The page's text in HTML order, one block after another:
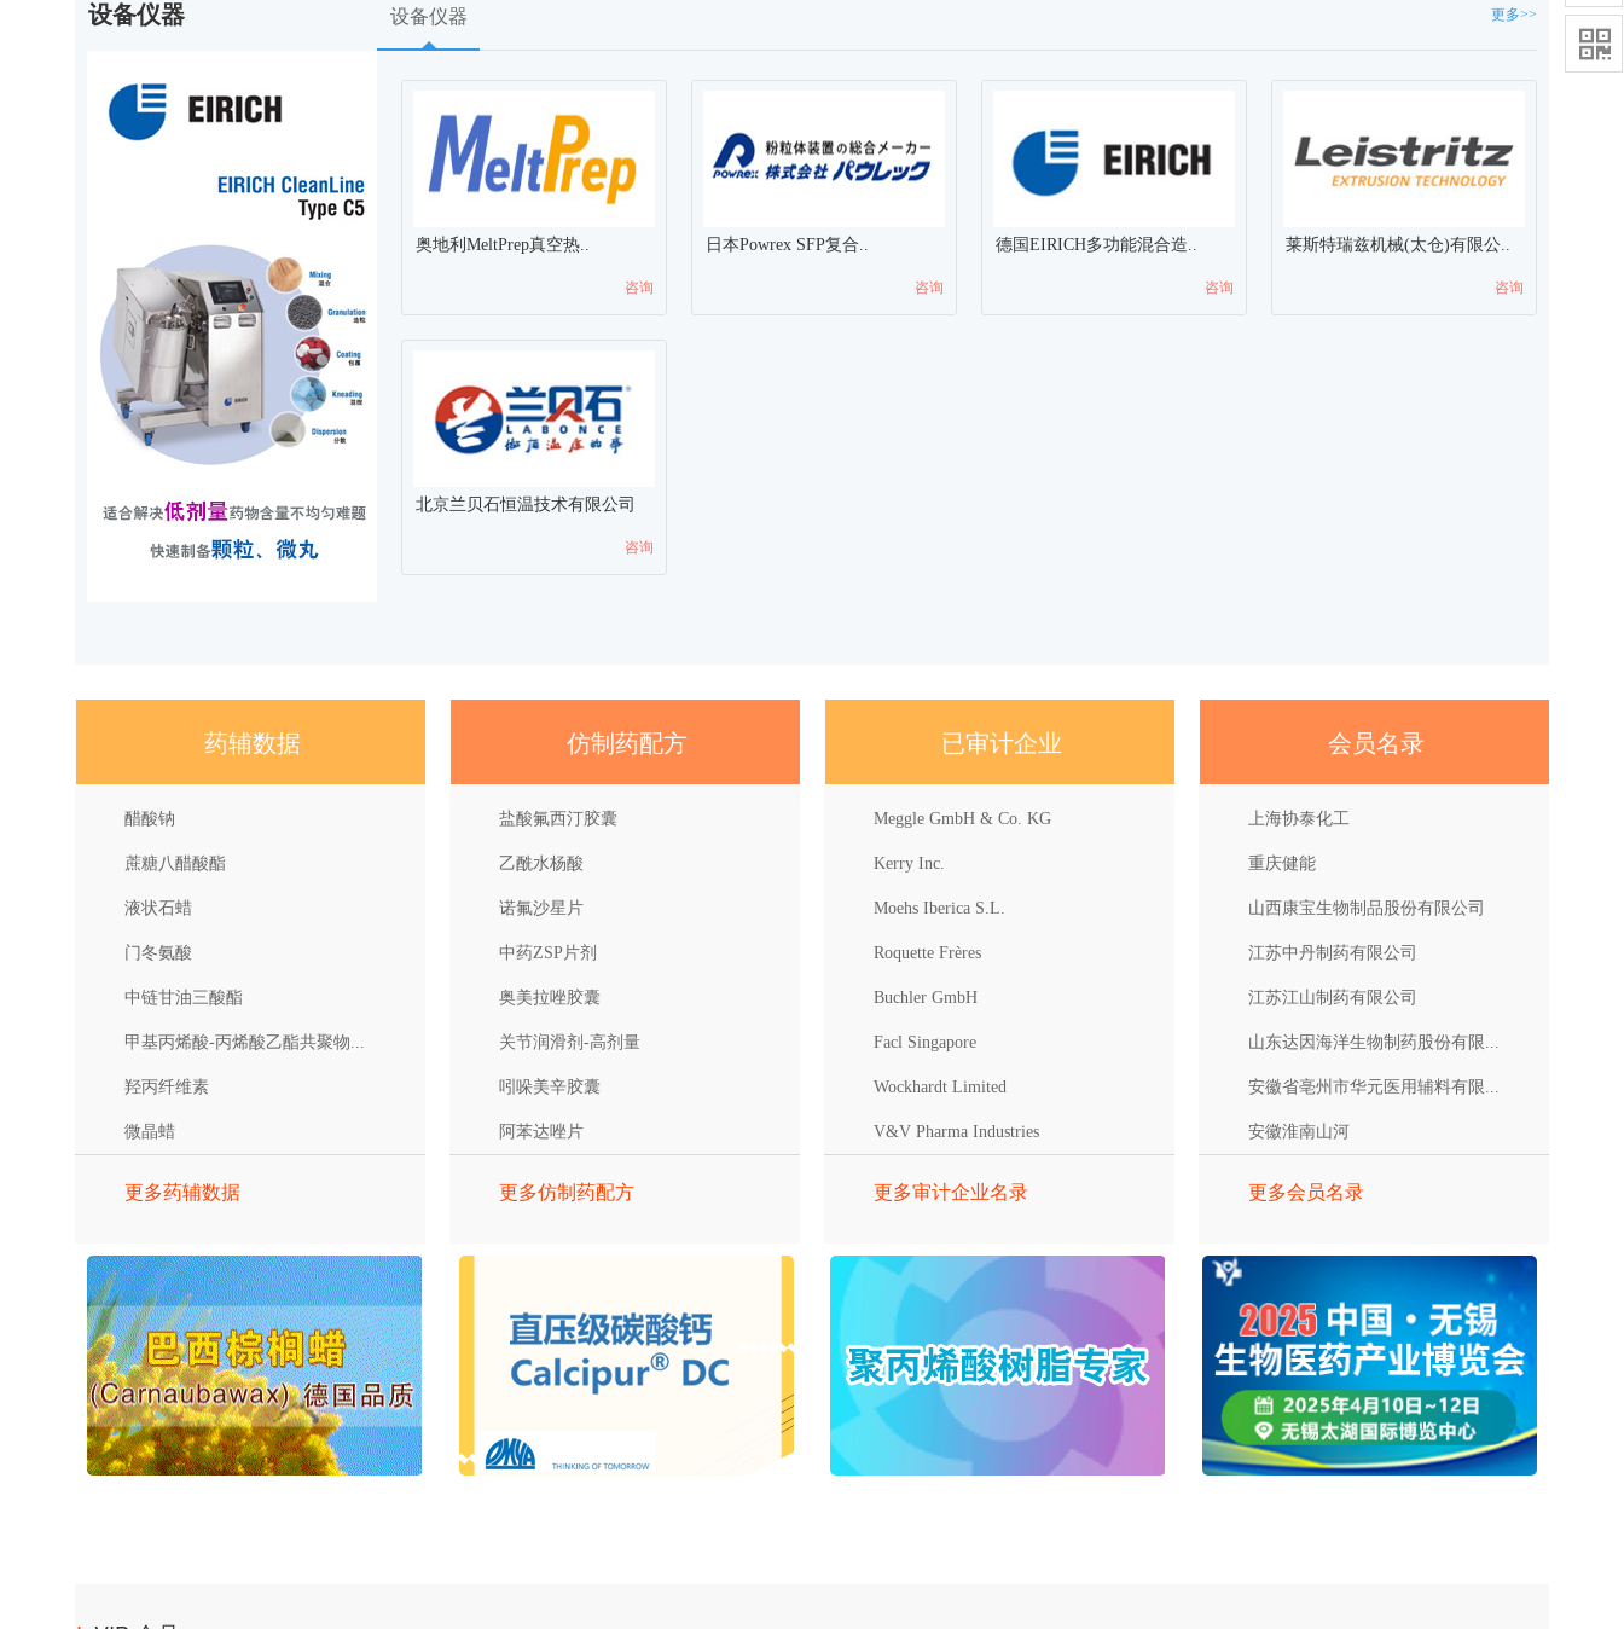
设备仪器 设备仪器 更多>>
奥地利MeltPrep真空热..
咨询
日本Powrex SFP复合..
咨询
德国EIRICH多功能混合造..
咨询
莱斯特瑞兹机械(太仓)有限公..
咨询
北京兰贝石恒温技术有限公司
咨询
药辅数据
醋酸钠
蔗糖八醋酸酯
液状石蜡
门冬氨酸
中链甘油三酸酯
甲基丙烯酸-丙烯酸乙酯共聚物...
羟丙纤维素
微晶蜡
更多药辅数据
仿制药配方
盐酸氟西汀胶囊
乙酰水杨酸
诺氟沙星片
中药ZSP片剂
奥美拉唑胶囊
关节润滑剂-高剂量
吲哚美辛胶囊
阿苯达唑片
更多仿制药配方
已审计企业
Meggle GmbH & Co. KG
Kerry Inc.
Moehs Iberica S.L.
Roquette Frères
Buchler GmbH
Facl Singapore
Wockhardt Limited
V&V Pharma Industries
更多审计企业名录
会员名录
上海协泰化工
重庆健能
山西康宝生物制品股份有限公司
江苏中丹制药有限公司
江苏江山制药有限公司
山东达因海洋生物制药股份有限...
安徽省亳州市华元医用辅料有限...
安徽淮南山河
更多会员名录
